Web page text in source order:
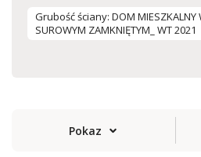
Grubość ściany: DOM MIESZKALNY
SUROWYM ZAMKNIĘTYM_ WT 2021
Pokaz